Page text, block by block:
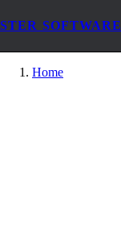
STER SOFTWARE
Home